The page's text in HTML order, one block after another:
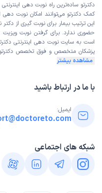
دکترتو ساده‌ترین راه نوبت‌ دهی
کمک دکترتو می‌توانند امکان نوبت دهی
این ترتیب بیمار برای نوبت گیری از
حضوری ندارد. برای گرفتن نوبت ویزیت
است به سایت نوبت دهی اینترنتی
پزشکان متخصص و فوق تخصص
مشاهده بیشتر
با ما در ارتباط باشید
ایمیل:
شبکه های اجتماعی